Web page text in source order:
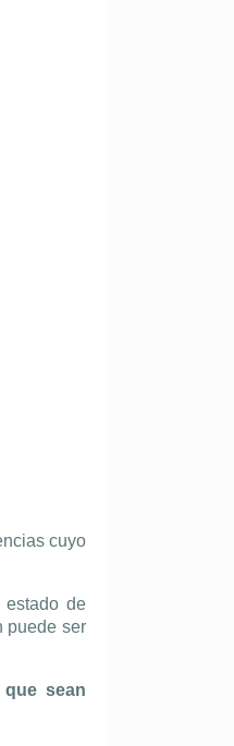
cuyo
estado de
puede ser
sean